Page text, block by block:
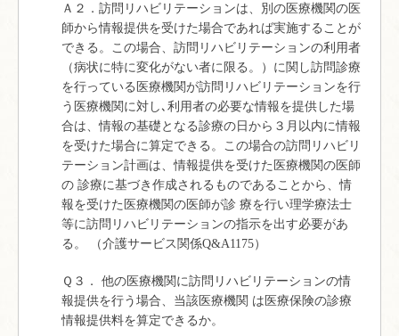
Ａ２．訪問リハビリテーションは、別の医療機関の医
師から情報提供を受けた場合であれば実施することが
できる。この場合、訪問リハビリテーションの利用者
（病状に特に変化がない者に限る。）に関し訪問診療
を行っている医療機関が訪問リハビリテーションを行
う医療機関に対し､利用者の必要な情報を提供した場
合は、情報の基礎となる診療の日から３月以内に情報
を受けた場合に算定できる。この場合の訪問リハビリ
テーション計画は、情報提供を受けた医療機関の医師
の 診療に基づき作成されるものであることから、情
報を受けた医療機関の医師が診 療を行い理学療法士
等に訪問リハビリテーションの指示を出す必要があ
る。 （介護サービス関係Q&A1175）
Ｑ３． 他の医療機関に訪問リハビリテーションの情
報提供を行う場合、当該医療機関 は医療保険の診療
情報提供料を算定できるか。